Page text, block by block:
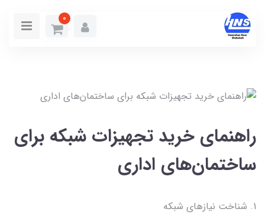
0
راهنمای خرید تجهیزات شبکه برای
ساختمان‌های اداری
1. شناخت نیازهای شبکه